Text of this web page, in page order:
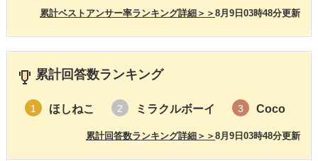
8月9日03時48分更新
累計ベストアンサー率ランキング詳細＞＞
累計回答数ランキング
1 ほしねこ 2 ミラクルボーイ 3 Coco
8月9日03時48分更新
累計回答数ランキング詳細＞＞